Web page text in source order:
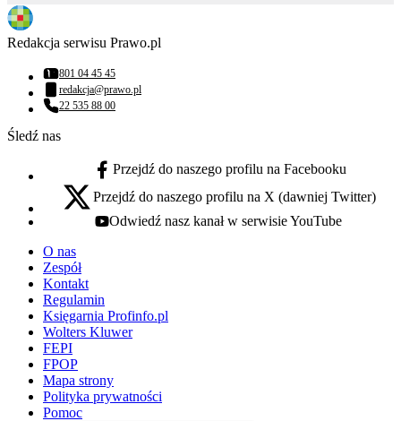
Redakcja serwisu Prawo.pl
Numer telefonu:
801 04 45 45
Adres email:
redakcja@prawo.pl
Numer telefonu:
22 535 88 00
Śledź nas
facebook - otwiera się w nowej karcie
Przejdź do naszego profilu na Facebooku
x - otwiera się w nowej karcie
Przejdź do naszego profilu na X (dawniej Twitter)
youtube - otwiera się w nowej karcie
Odwiedź nasz kanał w serwisie YouTube
O nas
Zespół
Kontakt
Regulamin
Księgarnia Profinfo.pl
Wolters Kluwer
FEPI
FPOP
Mapa strony
Polityka prywatności
Pomoc